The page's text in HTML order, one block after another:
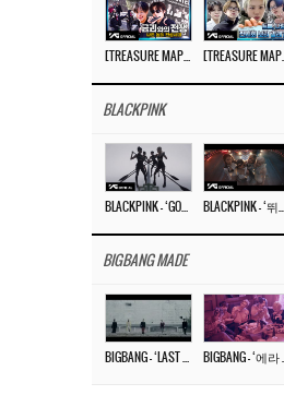
BLACKPINK
BIGBANG MADE